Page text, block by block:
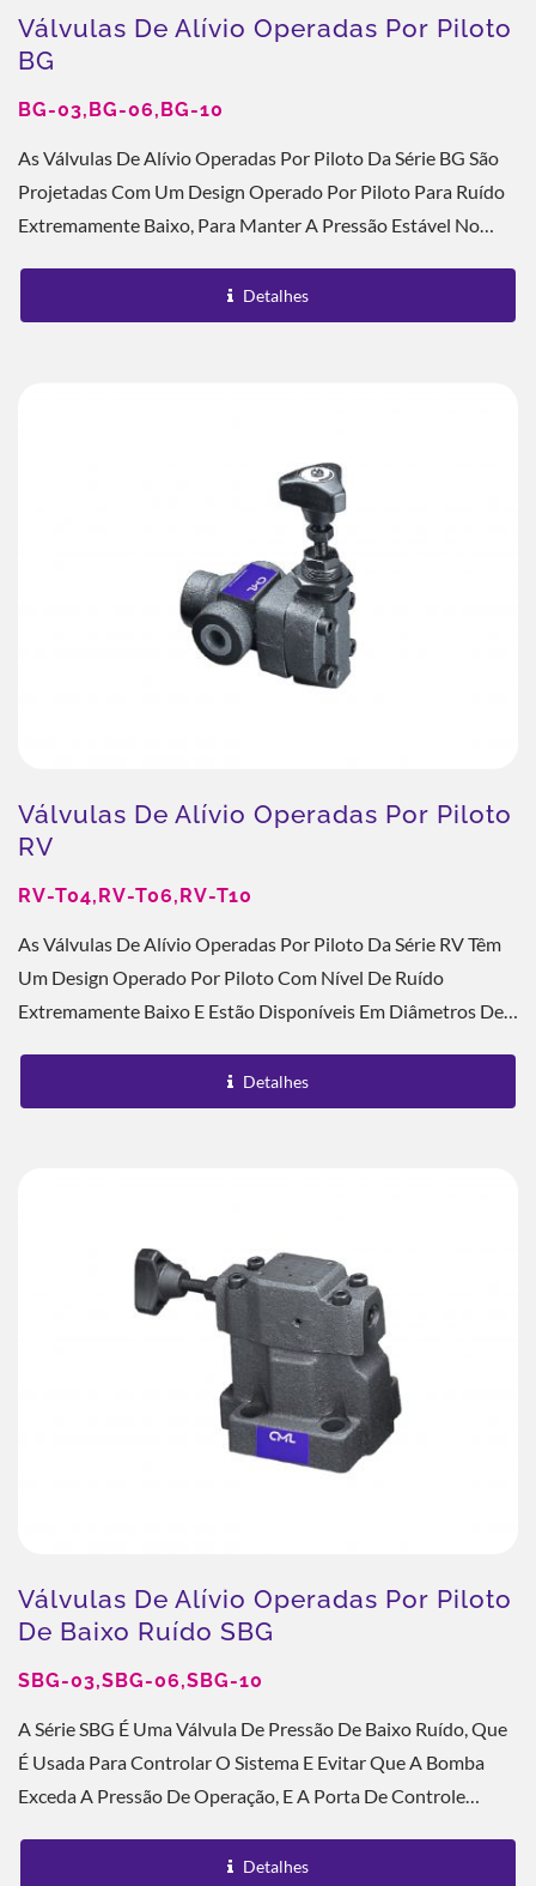
Válvulas De Alívio Operadas Por Piloto
BG
BG-03,BG-06,BG-10
As Válvulas De Alívio Operadas Por Piloto Da Série BG São
Projetadas Com Um Design Operado Por Piloto Para Ruído
Extremamente Baixo, Para Manter A Pressão Estável No
Detalhes
Válvulas De Alívio Operadas Por Piloto
RV
RV-T04,RV-T06,RV-T10
As Válvulas De Alívio Operadas Por Piloto Da Série RV Têm
Um Design Operado Por Piloto Com Nível De Ruído
Extremamente Baixo E Estão Disponíveis Em Diâmetros De
Detalhes
Válvulas De Alívio Operadas Por Piloto
De Baixo Ruído SBG
SBG-03,SBG-06,SBG-10
A Série SBG É Uma Válvula De Pressão De Baixo Ruído, Que
É Usada Para Controlar O Sistema E Evitar Que A Bomba
Exceda A Pressão De Operação, E A Porta De Controle
Detalhes